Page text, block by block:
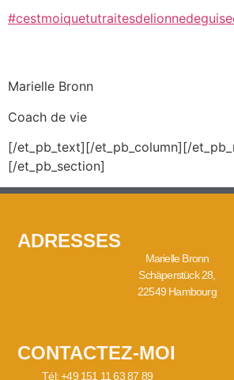
Marielle Bronn
Coach de vie
[/et_pb_text][/et_pb_column][/
[/et_pb_section]
ADRESSES
Marielle Bronn
Schäperstück 28,
22549 Hambourg
CONTACTEZ-MOI
Tél: +49 151 11 63 87 89